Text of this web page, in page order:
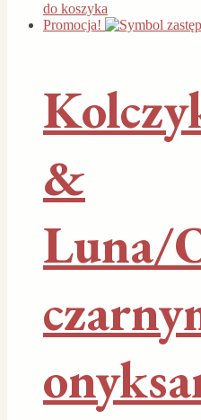
do koszyka
Promocja!
&
Luna/